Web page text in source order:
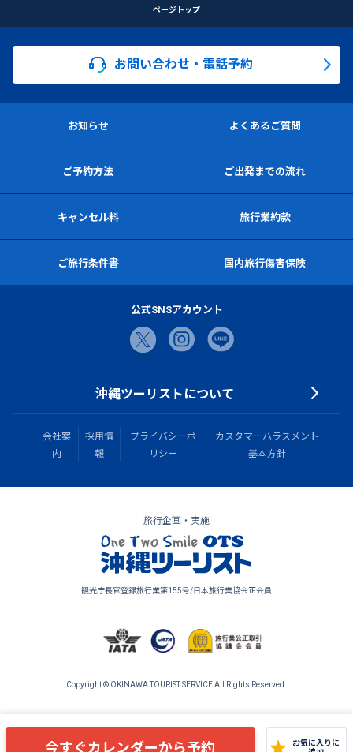
今すぐカレンダーから予約
お気に入りに
ページトップ
お問い合わせ・電話予約
お知らせ よくあるご質問
ご予約方法 ご出発までの流れ
キャンセル料 旅行業約款
ご旅行条件書 国内旅行傷害保険
公式SNSアカウント
沖縄ツーリストについて
会社案
内
採用情
報
プライバシーポ
リシー
カスタマーハラスメント
基本方針
旅行企画・実施
観光庁長官登録旅行業第155号/日本旅行業協会正会員
Copyright © OKINAWA TOURIST SERVICE All Rights Reserved.